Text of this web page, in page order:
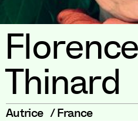
Florence
Thinard
Autrice /France